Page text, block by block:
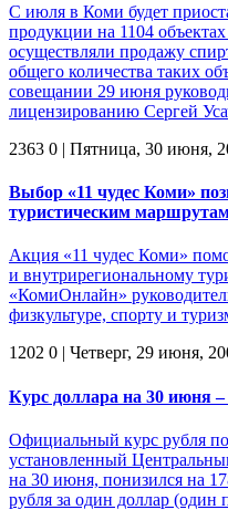
С июля в Коми будет
продукции на 1104
осуществляли продажу
общего количества таких
совещании 29 июня
лицензированию Сергей
2363 0 | Пятница, 30 июня,
Выбор «11 чудес Коми»
туристическим
Акция «11 чудес Коми»
и внутрирегиональному
«КомиОнлайн»
физкультуре, спорту и
1202 0 | Четверг, 29 июня,
Курс доллара на 30 июня –
Официальный курс рубля
установленный
на 30 июня, понизился на
рубля за один доллар (один